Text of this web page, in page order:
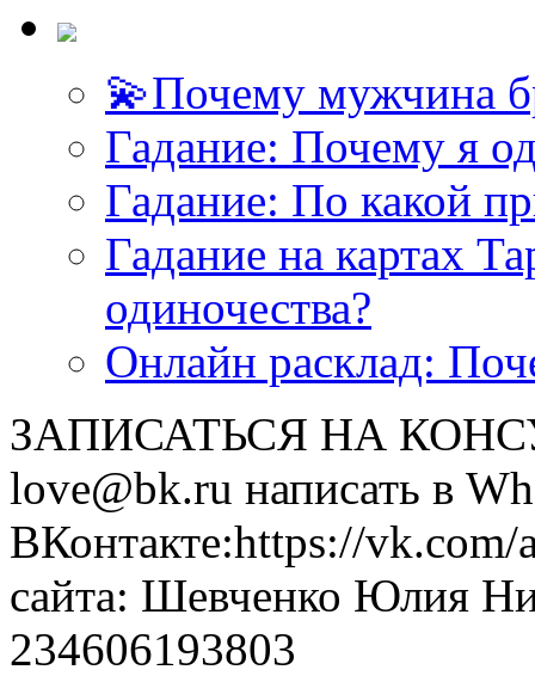
💫Почему мужчина
Гадание: Почему я
Гадание: По какой
Гадание на картах
одиночества?
Онлайн расклад:
ЗАПИСАТЬСЯ НА
love@bk.ru написать в
ВКонтакте:https://
сайта: Шевченко Юлия
234606193803